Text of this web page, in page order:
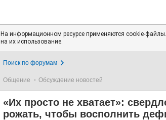
На информационном ресурсе применяются cookie-
на их использование.
Поиск по форумам
Общение Обсуждение новостей
«Их просто не хватает»:
рожать, чтобы восполнить